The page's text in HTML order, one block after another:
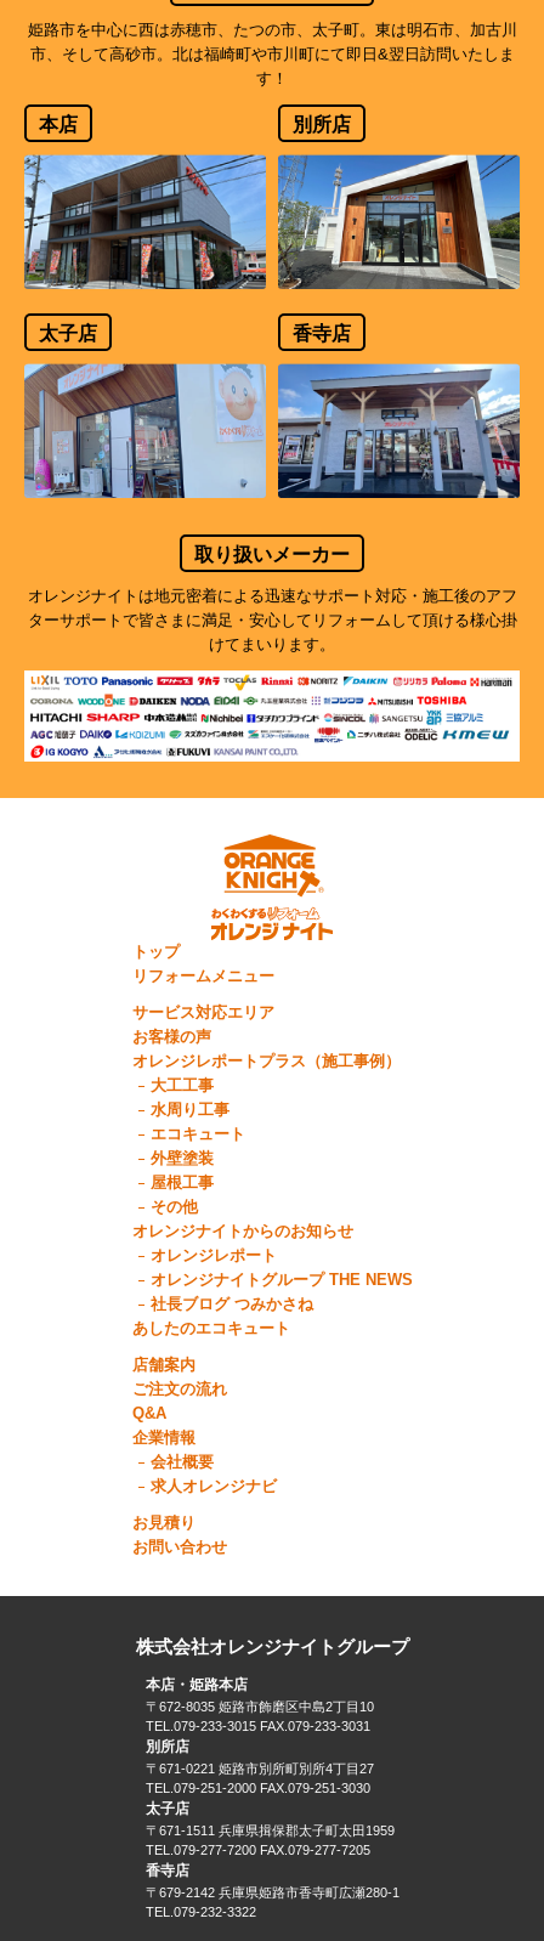
姫路市を中心に西は赤穂市、たつの市、太子町。東は明石市、加古川
市、そして高砂市。北は福崎町や市川町にて即日&翌日訪問いたしま
す！
本店 別所店
太子店 香寺店
取り扱いメーカー
オレンジナイトは地元密着による迅速なサポート対応・施工後のアフ
ターサポートで皆さまに満足・安心してリフォームして頂ける様心掛
けてまいります。
トップ
リフォームメニュー
サービス対応エリア
お客様の声
オレンジレポートプラス（施工事例）
大工工事
水周り工事
エコキュート
外壁塗装
屋根工事
その他
オレンジナイトからのお知らせ
オレンジレポート
オレンジナイトグループ THE NEWS
社長ブログ つみかさね
あしたのエコキュート
店舗案内
ご注文の流れ
Q&A
企業情報
会社概要
求人オレンジナビ
お見積り
お問い合わせ
株式会社オレンジナイトグループ
本店・姫路本店
〒672-8035 姫路市飾磨区中島2丁目10
TEL.079-233-3015 FAX.079-233-3031
別所店
〒671-0221 姫路市別所町別所4丁目27
TEL.079-251-2000 FAX.079-251-3030
太子店
〒671-1511 兵庫県揖保郡太子町太田1959
TEL.079-277-7200 FAX.079-277-7205
香寺店
〒679-2142 兵庫県姫路市香寺町広瀬280-1
TEL.079-232-3322